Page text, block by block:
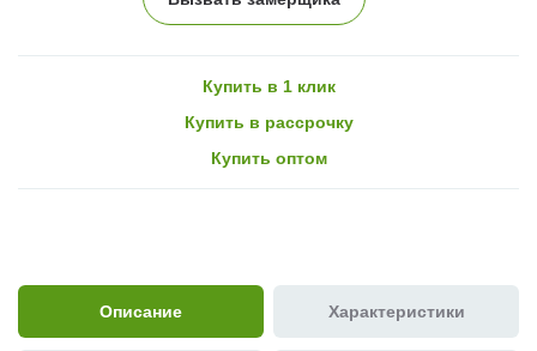
Купить в 1 клик
Купить в рассрочку
Купить оптом
Описание Характеристики